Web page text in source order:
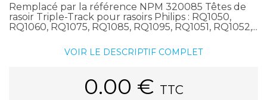
Remplacé par la référence NPM 320085 Têtes de
rasoir Triple-Track pour rasoirs Philips : RQ1050,
RQ1060, RQ1075, RQ1085, RQ1095, RQ1051, RQ1052,...
VOIR LE DESCRIPTIF COMPLET
0.00 € TTC